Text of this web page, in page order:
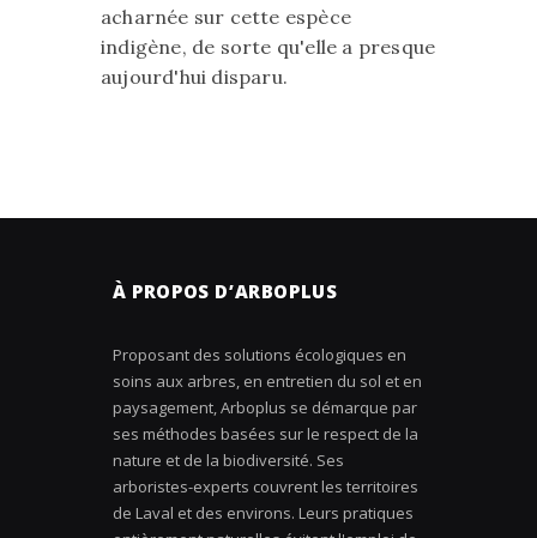
acharnée sur cette espèce
indigène, de sorte qu'elle a presque
aujourd'hui disparu.
À PROPOS D’ARBOPLUS
Proposant des solutions écologiques en
soins aux arbres, en entretien du sol et en
paysagement, Arboplus se démarque par
ses méthodes basées sur le respect de la
nature et de la biodiversité. Ses
arboristes-experts couvrent les territoires
de Laval et des environs. Leurs pratiques